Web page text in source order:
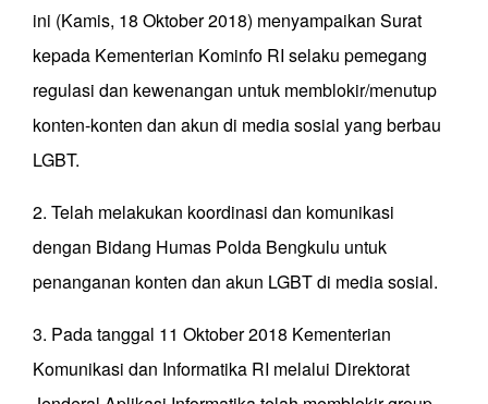
ini (Kamis, 18 Oktober 2018) menyampaikan Surat
kepada Kementerian Kominfo RI selaku pemegang
regulasi dan kewenangan untuk memblokir/menutup
konten-konten dan akun di media sosial yang berbau
LGBT.
2. Telah melakukan koordinasi dan komunikasi
dengan Bidang Humas Polda Bengkulu untuk
penanganan konten dan akun LGBT di media sosial.
3. Pada tanggal 11 Oktober 2018 Kementerian
Komunikasi dan Informatika RI melalui Direktorat